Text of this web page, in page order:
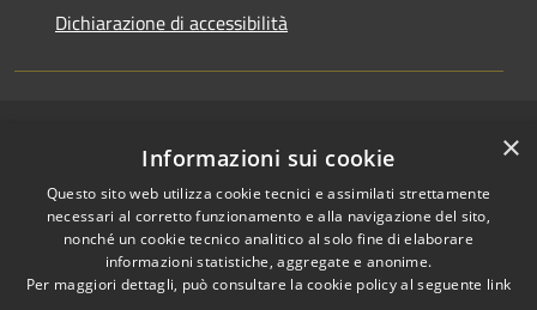
Dichiarazione di accessibilità
Privacy
Cookie
Mappa del sito
Firma digitale
Copyright © 2026 • Comune di
Pallagorio • Powered by
Municipium•Accesso
redazione
×
Informazioni sui cookie
Questo sito web utilizza cookie tecnici e assimilati strettamente
necessari al corretto funzionamento e alla navigazione del sito,
nonché un cookie tecnico analitico al solo fine di elaborare
informazioni statistiche, aggregate e anonime.
Per maggiori dettagli, può consultare la cookie policy al seguente link